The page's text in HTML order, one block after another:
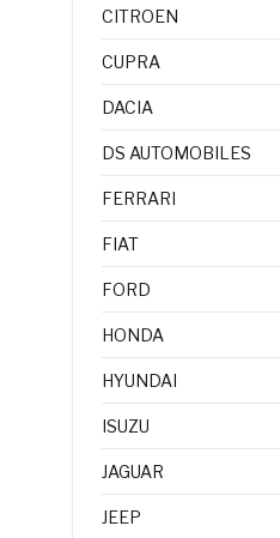
CITROEN
CUPRA
DACIA
DS AUTOMOBILES
FERRARI
FIAT
FORD
HONDA
HYUNDAI
ISUZU
JAGUAR
JEEP